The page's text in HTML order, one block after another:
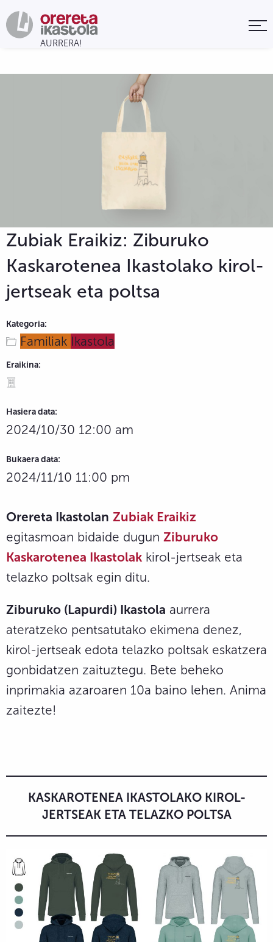
Zubiak Eraikiz: Ziburuko
Kaskarotenea Ikastolako kirol-
jertseak eta poltsa
Kategoria:
Familiak Ikastola
Eraikina:
Hasiera data:
2024/10/30 12:00 am
Bukaera data:
2024/11/10 11:00 pm
Orereta Ikastolan Zubiak Eraikiz
egitasmoan bidaide dugun Ziburuko
Kaskarotenea Ikastolak kirol-jertseak eta
telazko poltsak egin ditu.
Ziburuko (Lapurdi) Ikastola aurrera
ateratzeko pentsatutako ekimena denez,
kirol-jertseak edota telazko poltsak eskatzera
gonbidatzen zaituztegu. Bete beheko
inprimakia azaroaren 10a baino lehen. Anima
zaitezte!
KASKAROTENEA IKASTOLAKO KIROL-
JERTSEAK ETA TELAZKO POLTSA